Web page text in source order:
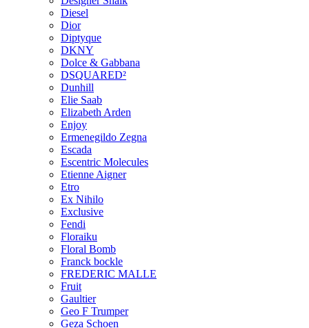
Diesel
Dior
Diptyque
DKNY
Dolce & Gabbana
DSQUARED²
Dunhill
Elie Saab
Elizabeth Arden
Enjoy
Ermenegildo Zegna
Escada
Escentric Molecules
Etienne Aigner
Etro
Ex Nihilo
Exclusive
Fendi
Floraiku
Floral Bomb
Franck bockle
FREDERIC MALLE
Fruit
Gaultier
Geo F Trumper
Geza Schoen